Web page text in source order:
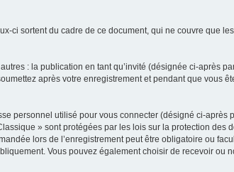
ci sortent du cadre de ce document, qui ne couvre que
: la publication en tant qu’invité (désignée ci-après
après votre enregistrement et pendant que vous
personnel utilisé pour vous connecter (désigné ci-après
» sont protégées par les lois sur la protection des
lors de l’enregistrement peut être obligatoire ou
Vous pouvez également choisir de recevoir ou